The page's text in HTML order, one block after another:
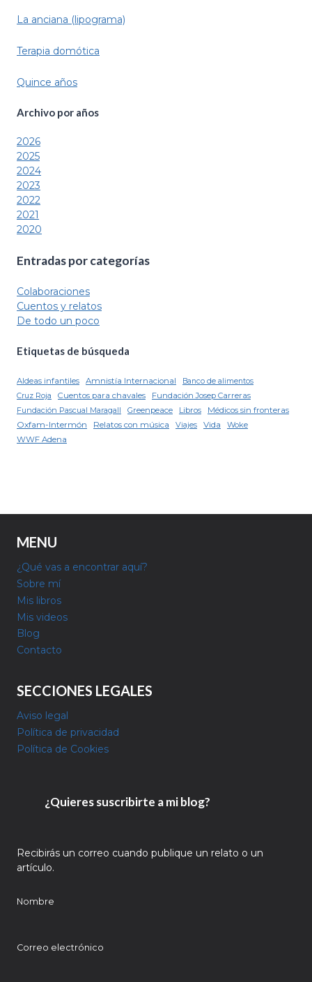
La anciana (lipograma)
Terapia domótica
Quince años
Archivo por años
2026
2025
2024
2023
2022
2021
2020
Entradas por categorías
Colaboraciones
Cuentos y relatos
De todo un poco
Etiquetas de búsqueda
Aldeas infantiles Amnistía Internacional
Banco de alimentos
Cruz Roja
Cuentos para chavales
Fundación Josep Carreras
Fundación Pascual Maragall
Greenpeace Libros Médicos sin fronteras
Oxfam-Intermón Relatos con música Viajes Vida
Woke
WWF Adena
MENU
¿Qué vas a encontrar aquí?
Sobre mí
Mis libros
Mis videos
Blog
Contacto
SECCIONES LEGALES
Aviso legal
Política de privacidad
Política de Cookies
¿Quieres suscribirte a mi blog?
Recibirás un correo cuando publique un relato o un
artículo.
Nombre
Correo electrónico